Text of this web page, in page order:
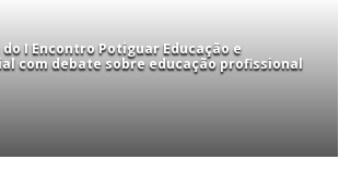
I Encontro Potiguar Educação e
com debate sobre educação profissional